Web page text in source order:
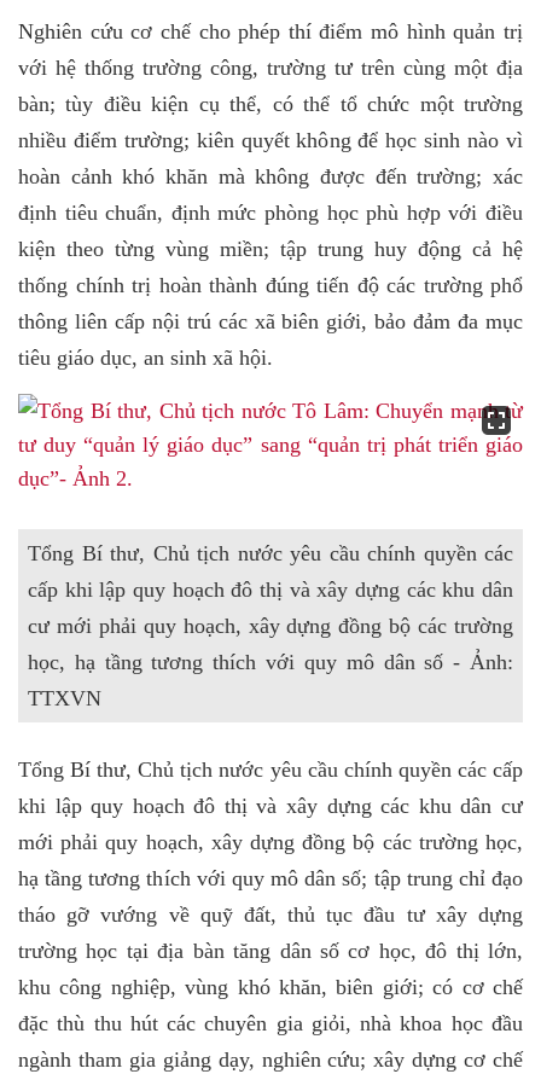
Nghiên cứu cơ chế cho phép thí điểm mô hình quản trị
với hệ thống trường công, trường tư trên cùng một địa
bàn; tùy điều kiện cụ thể, có thể tổ chức một trường
nhiều điểm trường; kiên quyết không để học sinh nào vì
hoàn cảnh khó khăn mà không được đến trường; xác
định tiêu chuẩn, định mức phòng học phù hợp với điều
kiện theo từng vùng miền; tập trung huy động cả hệ
thống chính trị hoàn thành đúng tiến độ các trường phổ
thông liên cấp nội trú các xã biên giới, bảo đảm đa mục
tiêu giáo dục, an sinh xã hội.
Tổng Bí thư, Chủ tịch nước yêu cầu chính quyền các
cấp khi lập quy hoạch đô thị và xây dựng các khu dân
cư mới phải quy hoạch, xây dựng đồng bộ các trường
học, hạ tầng tương thích với quy mô dân số - Ảnh:
TTXVN
Tổng Bí thư, Chủ tịch nước yêu cầu chính quyền các cấp
khi lập quy hoạch đô thị và xây dựng các khu dân cư
mới phải quy hoạch, xây dựng đồng bộ các trường học,
hạ tầng tương thích với quy mô dân số; tập trung chỉ đạo
tháo gỡ vướng về quỹ đất, thủ tục đầu tư xây dựng
trường học tại địa bàn tăng dân số cơ học, đô thị lớn,
khu công nghiệp, vùng khó khăn, biên giới; có cơ chế
đặc thù thu hút các chuyên gia giỏi, nhà khoa học đầu
ngành tham gia giảng dạy, nghiên cứu; xây dựng cơ chế